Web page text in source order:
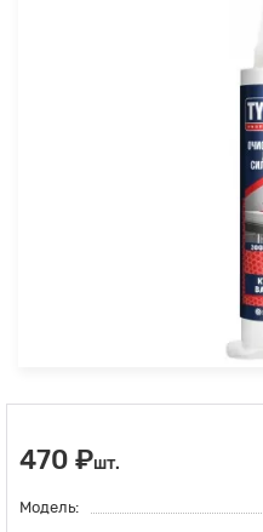
470 ₽шт.
Модель: